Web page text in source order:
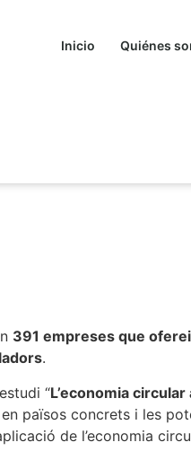
Inicio Quiénes
391 empreses que
.
“L’economia circular
països concrets i les
de l’economia